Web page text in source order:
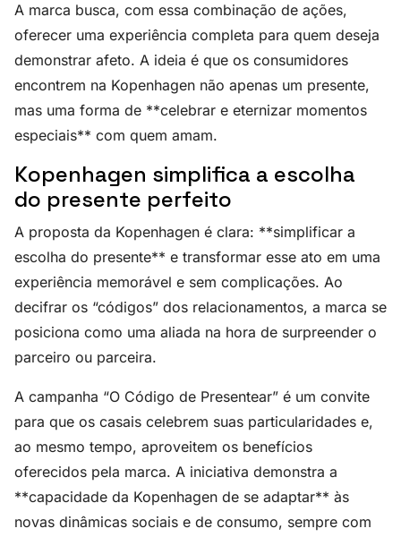
A marca busca, com essa combinação de ações,
oferecer uma experiência completa para quem deseja
demonstrar afeto. A ideia é que os consumidores
encontrem na Kopenhagen não apenas um presente,
mas uma forma de **celebrar e eternizar momentos
especiais** com quem amam.
Kopenhagen simplifica a escolha
do presente perfeito
A proposta da Kopenhagen é clara: **simplificar a
escolha do presente** e transformar esse ato em uma
experiência memorável e sem complicações. Ao
decifrar os “códigos” dos relacionamentos, a marca se
posiciona como uma aliada na hora de surpreender o
parceiro ou parceira.
A campanha “O Código de Presentear” é um convite
para que os casais celebrem suas particularidades e,
ao mesmo tempo, aproveitem os benefícios
oferecidos pela marca. A iniciativa demonstra a
**capacidade da Kopenhagen de se adaptar** às
novas dinâmicas sociais e de consumo, sempre com